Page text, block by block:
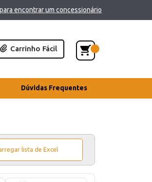
encontrar um concessionário
Carrinho Fácil
Dúvidas Frequentes
lista de Excel